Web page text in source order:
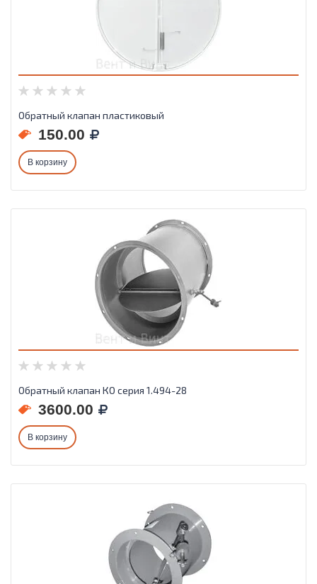
Обратный клапан пластиковый
150.00
В корзину
Обратный клапан КО серия 1.494-28
3600.00
В корзину